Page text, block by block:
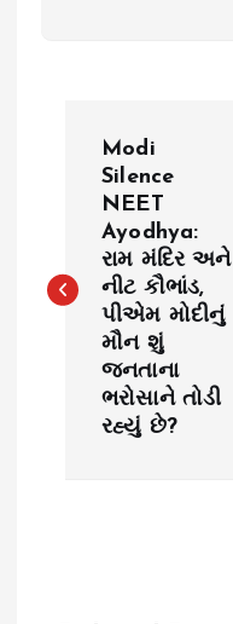
t
Modi
Silence
NEET
Ayodhya:
રામ મંદિર અને
નીટ કૌભાંડ,
પીએમ મોદીનું
મૌન શું
જનતાના
ભરોસાને તોડી
રહ્યું છે?